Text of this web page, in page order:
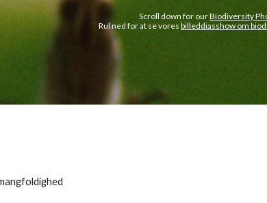
Scroll down for ourBiodiversity
Rul ned for at se voresbilleddiasshow om